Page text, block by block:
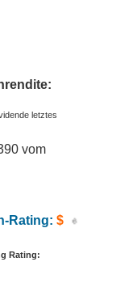
letztes
vom
Rating: $
Rating: